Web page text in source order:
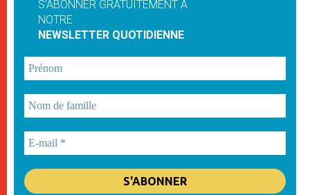
S'ABONNER GRATUITEMENT À
NOTRE
NEWSLETTER QUOTIDIENNE